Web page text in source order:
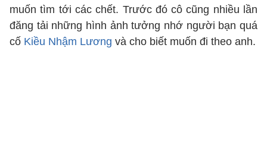
muốn tìm tới các chết. Trước đó cô cũng nhiều lần
đăng tải những hình ảnh tưởng nhớ người bạn quá
cố Kiều Nhậm Lương và cho biết muốn đi theo anh.